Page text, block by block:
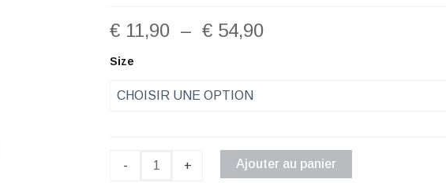
€ 11,90 – € 54,90Plage
à
Size
-
quantité
Recharge
Parfum
+ Ajouter au panier